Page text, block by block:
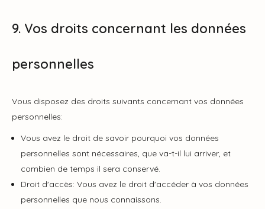
9. Vos droits concernant les données
personnelles
Vous disposez des droits suivants concernant vos données
personnelles:
Vous avez le droit de savoir pourquoi vos données
personnelles sont nécessaires, que va-t-il lui arriver, et
combien de temps il sera conservé.
Droit d'accès: Vous avez le droit d'accéder à vos données
personnelles que nous connaissons.